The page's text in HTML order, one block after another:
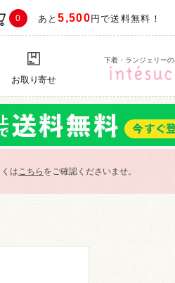
0 あと5,500 円で送料無料！
お取り寄せ
下着・ランジェリー
はこちら をご確認くださいませ。